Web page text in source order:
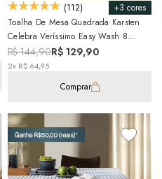
+3 cores
(112)
Toalha De Mesa Quadrada Karsten
Celebra Veríssimo Easy Wash 8
Lugares 1,80m X 1,80m
R$ 144,90R$ 129,90
2x R$ 64,95
Comprar